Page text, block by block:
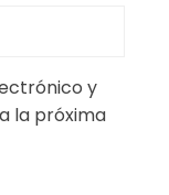
y
la próxima